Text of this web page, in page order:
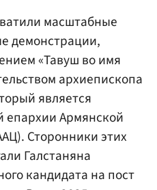
масштабные
демонстрации,
«Тавуш во имя
архиепископа
является
епархии Армянской
Сторонники этих
Галстаняна
кандидата на пост